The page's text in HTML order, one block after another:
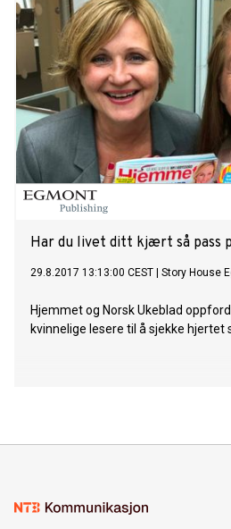
Har du livet ditt kjært så pass
29.8.2017 13:13:00 CEST Story House
Hjemmet og Norsk Ukeblad
kvinnelige lesere til å sjekke hjertet